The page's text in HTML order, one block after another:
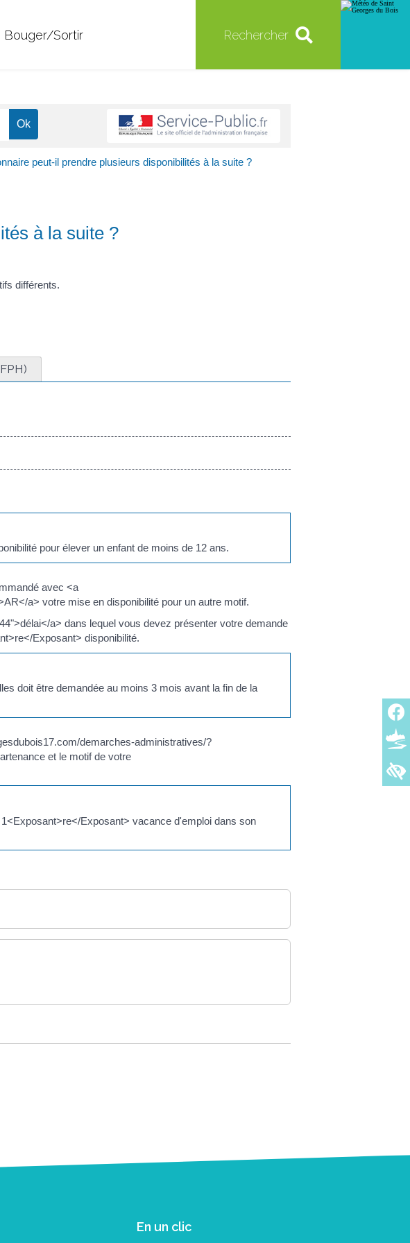
Bouger/Sortir Rechercher
peut-il prendre plusieurs disponibilités à la suite ?
à la suite ?
différents.
pour élever un enfant de moins de 12 ans.
avec <a
a> votre mise en disponibilité pour un autre motif.
a> dans lequel vous devez présenter votre demande
Exposant> disponibilité.
doit être demandée au moins 3 mois avant la fin de la
demarches-administratives/?
et le motif de votre
Exposant> vacance d'emploi dans son
En un clic